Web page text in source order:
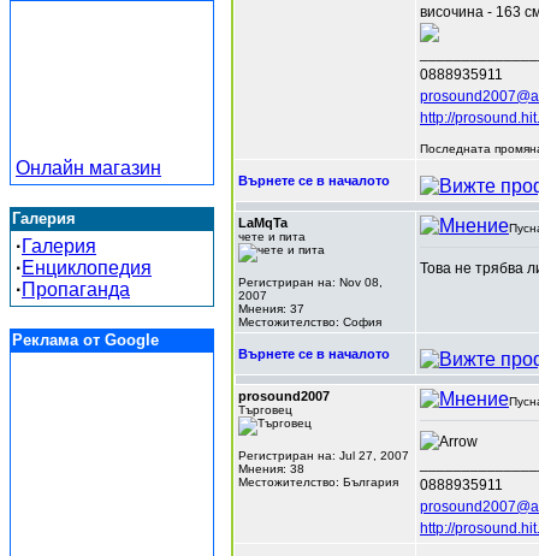
Онлайн магазин
Галерия
·Галерия
·Енциклопедия
·Пропаганда
Реклама от Google
височина - 163
0888935911
http://
Последната
Върнете се в началото
LaMqTa
чете и пита
Регистриран на: Nov 08,
2007
Мнения: 37
Местожителство: София
Това не трябва
Върнете се в началото
prosound2007
Търговец
Регистриран на: Jul 27, 2007
Мнения: 38
Местожителство: България
0888935911
http://